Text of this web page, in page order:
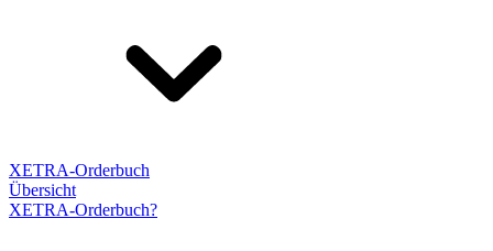
XETRA-Orderbuch
Übersicht
XETRA-Orderbuch?